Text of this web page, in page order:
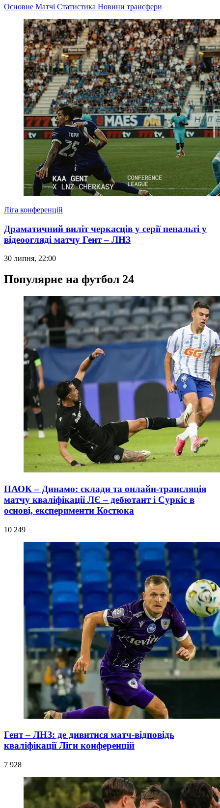
Основне Матчі Статистика Новини трансфери
Ліга конференцій
Драматичний виліт черкасців у серії пенальті у
відеоогляді матчу Гент – ЛНЗ
30 липня, 22:00
Популярне на футбол 24
ПАОК – Динамо: склади та онлайн-трансляція
матчу кваліфікації ЛЄ – дебютант і Суркіс в
основі, експерименти Костюка
10 249
Гент – ЛНЗ: де дивитися матч-відповідь
кваліфікації Ліги конференцій
7 928